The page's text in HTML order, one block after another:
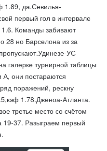
1.89, да.Севилья-
первый гол в интервале
Команды забивают
28 но Барселона из за
УС
галерке турнирной таблицы
А, они постараются
поражений, рескну
1.78.Дженоа-Атланта.
третье место со счётом
19-37. Разыграем первый